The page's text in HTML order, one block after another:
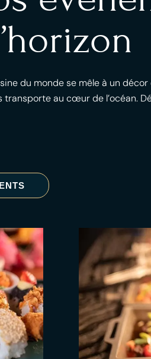
du monde se mêle à un
au cœur de l’océan.